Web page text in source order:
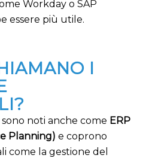
Workday o SAP
essere più utile.
I
noti anche come ERP
Planning) e coprono
come la gestione del